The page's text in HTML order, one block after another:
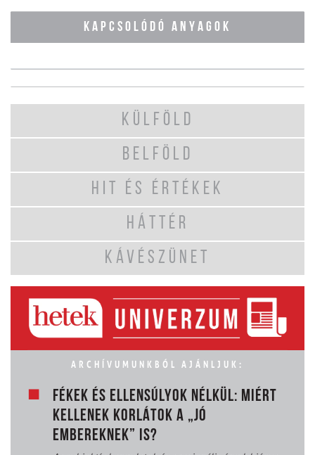
KAPCSOLÓDÓ ANYAGOK
KÜLFÖLD
BELFÖLD
HIT ÉS ÉRTÉKEK
HÁTTÉR
KÁVÉSZÜNET
ARCHÍVUMUNKBÓL AJÁNLJUK:
FÉKEK ÉS ELLENSÚLYOK NÉLKÜL: MIÉRT
KELLENEK KORLÁTOK A „JÓ
EMBEREKNEK” IS?